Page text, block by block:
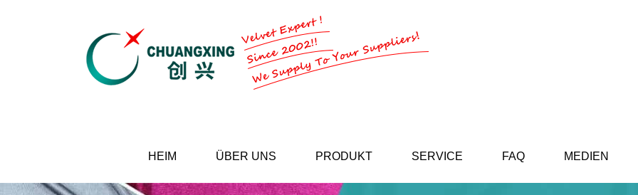
HEIM ÜBER UNS PRODUKT SERVICE FAQ MEDIEN